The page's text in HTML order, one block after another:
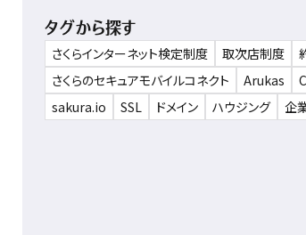
タグから探す
さくらインターネット検定制度 取次店制度
さくらのセキュアモバイルコネクト
Arukas
sakura.io
SSL ドメイン ハウジング 企